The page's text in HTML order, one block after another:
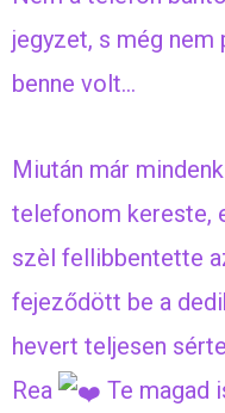
jegyzet, s még nem
benne volt…
Miután már
telefonom kereste,
szèl fellibbentette
fejeződött be a
hevert teljesen
Rea
Te magad